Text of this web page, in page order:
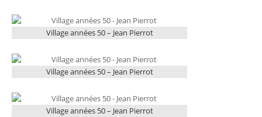
Village années 50 – Jean Pierrot
Village années 50 – Jean Pierrot
Village années 50 – Jean Pierrot